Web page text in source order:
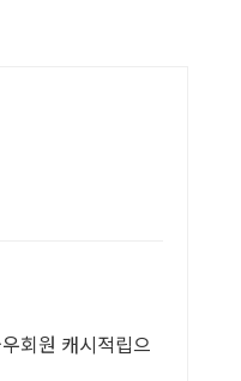
회원 캐시적립으